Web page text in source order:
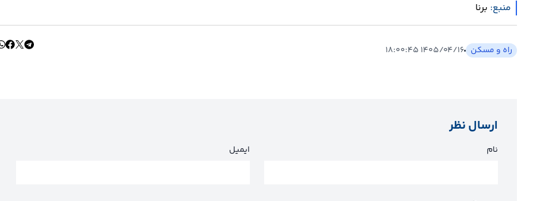
منبع: برنا
راه و مسکن ۱۴۰۵/۰۴/۱۶ ۱۸:۰۰:۴۵
ارسال نظر
نام ایمیل